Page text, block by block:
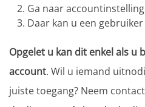
Ga naar
Daar kan u een
Opgelet u kan dit enkel als u
account. Wil u iemand
juiste toegang? Neem